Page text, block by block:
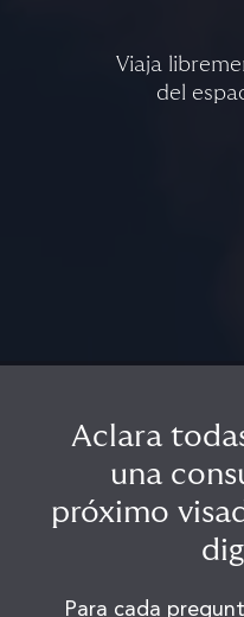
Viaja
del
Aclara
una
próximo
Para cada